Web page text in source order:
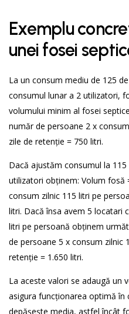
Exemplu
unei fosei
La un consum mediu de 125
consumul lunar a 2 utilizatori,
volumului minim al fosei
număr de persoane 2 x
zile de retenție = 750 litri.
Dacă ajustăm consumul la
utilizatori obținem: Volum fosă
consum zilnic 115 litri pe
litri. Dacă însa avem 5 locatari
litri pe persoană obținem
de persoane 5 x consum zilnic
retenție = 1.650 litri.
La aceste valori se adaugă un
asigura funcționarea optimă în
depășește media, astfel încât